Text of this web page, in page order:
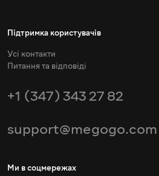
Підтримка користувачів
Усі контакти
Питання та відповіді
+1 (347) 343 27 82
support@megogo.com
Ми в соцмережах